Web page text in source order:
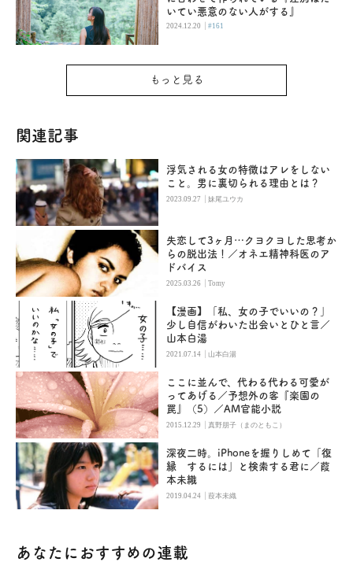
いてい悪意のない人がする』
2024.12.20 |#161
もっと見る
関連記事
浮気される女の特徴はアレをしない
こと。男に裏切られる理由とは？
2023.09.27 |妹尾ユウカ
失恋して3ヶ月…クヨクヨした思考か
らの脱出法！／オネエ精神科医のア
ドバイス
2025.03.26 |Tomy
【漫画】「私、女の子でいいの？」
少し自信がわいた出会いとひと言／
山本白湯
2021.07.14 |山本白湯
ここに並んで、代わる代わる可愛が
ってあげる／予想外の客『楽園の
罠』（5）／AM官能小説
2015.12.29 |真野朋子（まのともこ）
深夜二時。iPhoneを握りしめて「復
縁 するには」と検索する君に／葭
本未織
2019.04.24 |葭本未織
あなたにおすすめの連載